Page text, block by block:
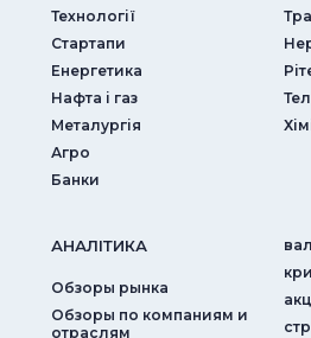
Технології
Стартапи
Енергетика
Нафта і газ
Металургія
Агро
Банки
АНАЛIТИКА
Обзоры рынка
Обзоры по компаниям и
отраслям